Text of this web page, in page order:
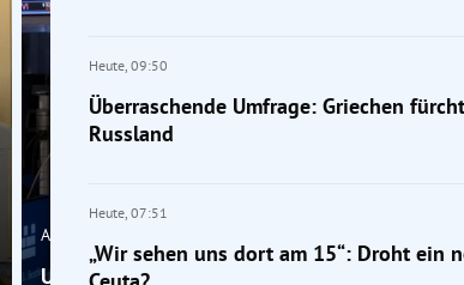
Ausland
US-Schulden machen nervös: „Dann haben
Heute, 09:50
Überraschende Umfrage: Griechen
Russland
Heute, 07:51
„Wir sehen uns dort am 15“: Droht ein